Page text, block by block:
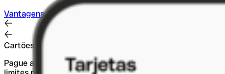
Vantagens dos cartões corporativos
Cartões empresariais para o seu negócio
Pague até 200.000 € por mês, retire 15.000 € e defina